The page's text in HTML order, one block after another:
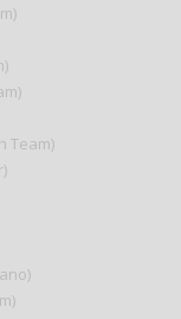
Team)